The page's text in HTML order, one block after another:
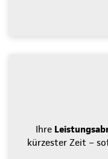
Ihre
kürzester Zeit –